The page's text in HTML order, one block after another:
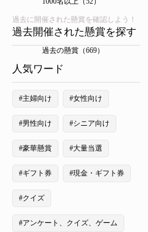
過去に開催された懸賞を確認しよう！
過去開催された懸賞を探す
過去の懸賞（669）
人気ワード
#主婦向け #女性向け
#男性向け #シニア向け
#豪華懸賞 #大量当選
#ギフト券 #現金・ギフト券
#クイズ
#アンケート、クイズ、ゲーム